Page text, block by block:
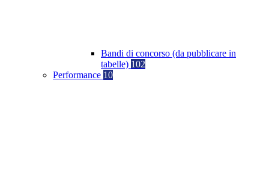
Bandi di concorso (da pubblicare in
tabelle) 102
Performance 10